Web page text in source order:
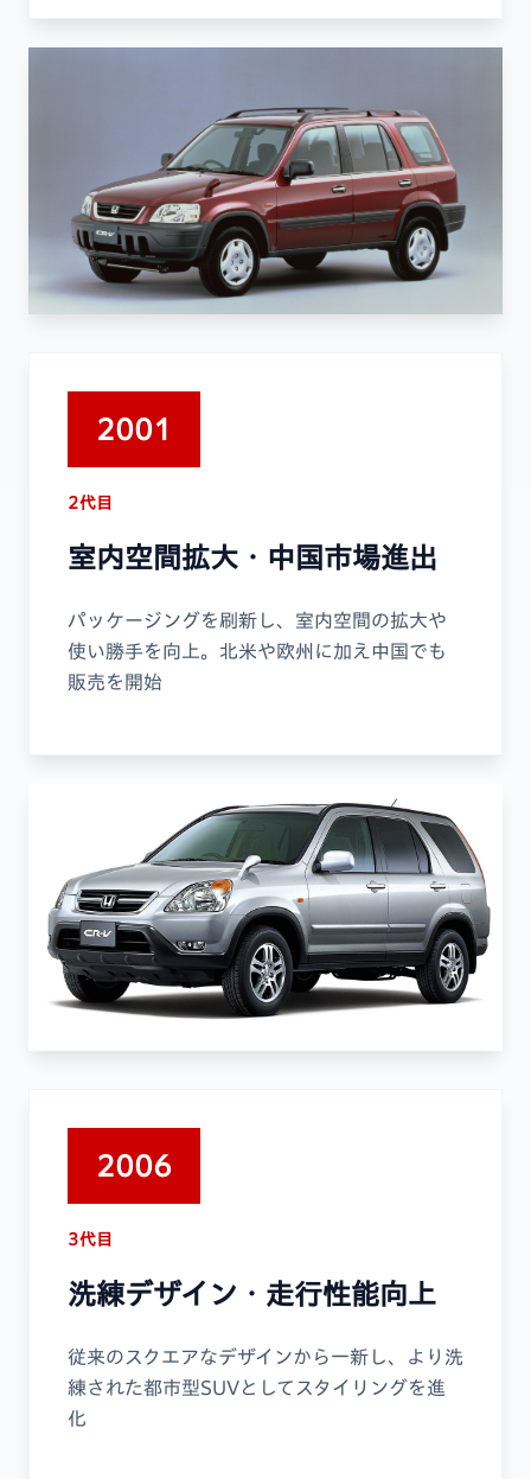
2001
2代目
室内空間拡大・中国市場進出
パッケージングを刷新し、室内空間の拡大や
使い勝手を向上。北米や欧州に加え中国でも
販売を開始
2006
3代目
洗練デザイン・走行性能向上
従来のスクエアなデザインから一新し、より洗
練された都市型SUVとしてスタイリングを進
化